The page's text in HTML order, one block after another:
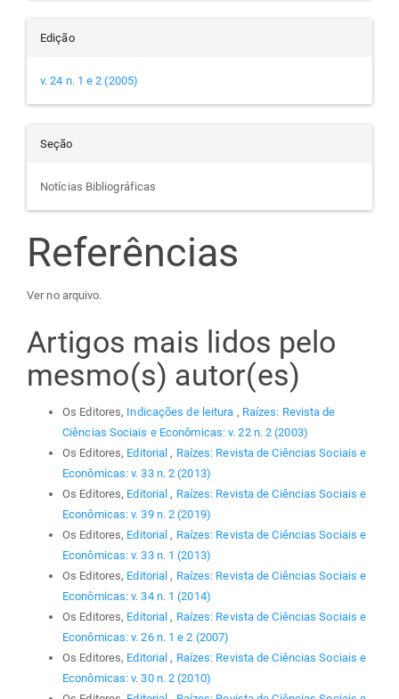
Edição
v. 24 n. 1 e 2 (2005)
Seção
Notícias Bibliográficas
Referências
Ver no arquivo.
Artigos mais lidos pelo
mesmo(s) autor(es)
Os Editores, Indicações de leitura , Raízes: Revista de
Ciências Sociais e Econômicas: v. 22 n. 2 (2003)
Os Editores, Editorial, Raízes: Revista de Ciências Sociais e
Econômicas: v. 33 n. 2 (2013)
Os Editores, Editorial, Raízes: Revista de Ciências Sociais e
Econômicas: v. 39 n. 2 (2019)
Os Editores, Editorial, Raízes: Revista de Ciências Sociais e
Econômicas: v. 33 n. 1 (2013)
Os Editores, Editorial, Raízes: Revista de Ciências Sociais e
Econômicas: v. 34 n. 1 (2014)
Os Editores, Editorial, Raízes: Revista de Ciências Sociais e
Econômicas: v. 26 n. 1 e 2 (2007)
Os Editores, Editorial, Raízes: Revista de Ciências Sociais e
Econômicas: v. 30 n. 2 (2010)